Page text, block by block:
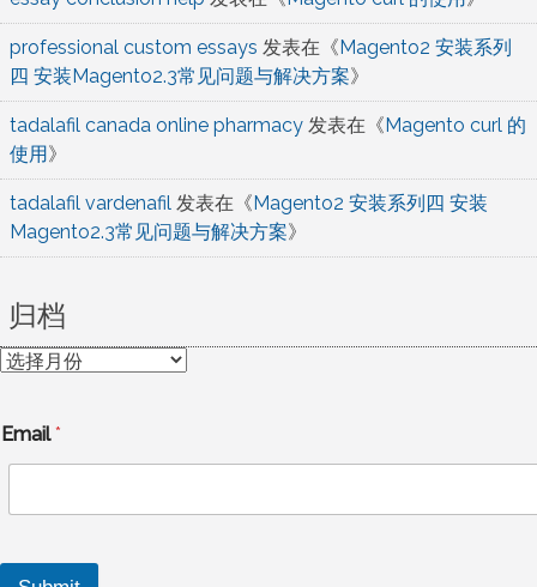
professional custom essays 发表在《Magento2 安装系列
四 安装Magento2.3常见问题与解决方案》
tadalafil canada online pharmacy 发表在《Magento curl 的
使用》
tadalafil vardenafil 发表在《Magento2 安装系列四 安装
Magento2.3常见问题与解决方案》
归档
归
Email*